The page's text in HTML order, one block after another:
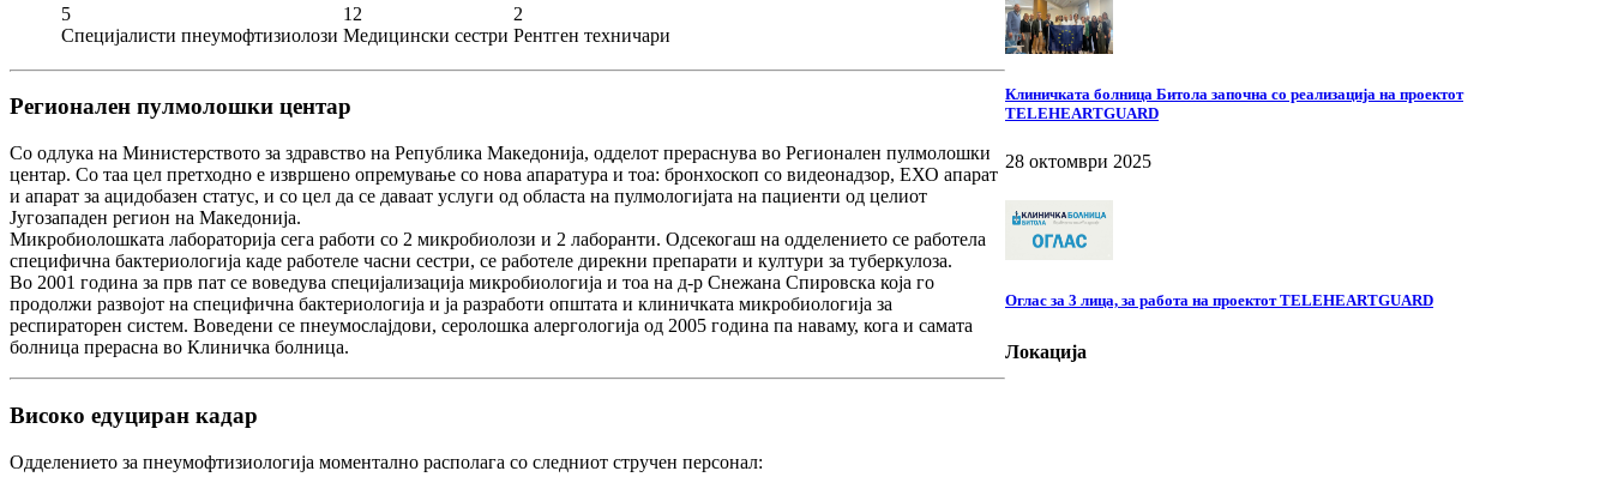
5
Специјалисти пнеумофтизиолози
12
Медицински сестри
2
Рентген техничари
Регионален пулмолошки центар
Со одлука на Министерството за здравство на Република Македонија, одделот прераснува во Регионален пулмолошки
центар. Со таа цел претходно е извршено опремување со нова апаратура и тоа: бронхоскоп со видеонадзор, ЕХО апарат
и апарат за ацидобазен статус, и со цел да се даваат услуги од областа на пулмологијата на пациенти од целиот
Југозападен регион на Македонија.
Микробиолошката лабораторија сега работи со 2 микробиолози и 2 лаборанти. Одсекогаш на одделението се работела
специфична бактериологија каде работеле часни сестри, се работеле дирекни препарати и култури за туберкулоза.
Во 2001 година за прв пат се воведува специјализација микробиологија и тоа на д-р Снежана Спировска која го
продолжи развојот на специфична бактериологија и ја разработи општата и клиничката микробиологија за
респираторен систем. Воведени се пнеумослајдови, серолошка алергологија од 2005 година па наваму, кога и самата
болница прерасна во Клиничка болница.
Високо едуциран кадар
Одделението за пнеумофтизиологија моментално располага со следниот стручен персонал:
Клиничката болница Битола започна со реализација на проектот
TELEHEARTGUARD
28 октомври 2025
Оглас за 3 лица, за работа на проектот TELEHEARTGUARD
Локација